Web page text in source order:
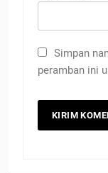
Simpan
peramban ini